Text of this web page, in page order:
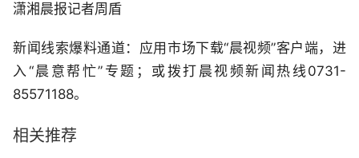
潇湘晨报记者周盾
新闻线索爆料通道：应用市场下载“晨视频”客户端，进
入“晨意帮忙”专题；或拨打晨视频新闻热线0731-
85571188。
相关推荐